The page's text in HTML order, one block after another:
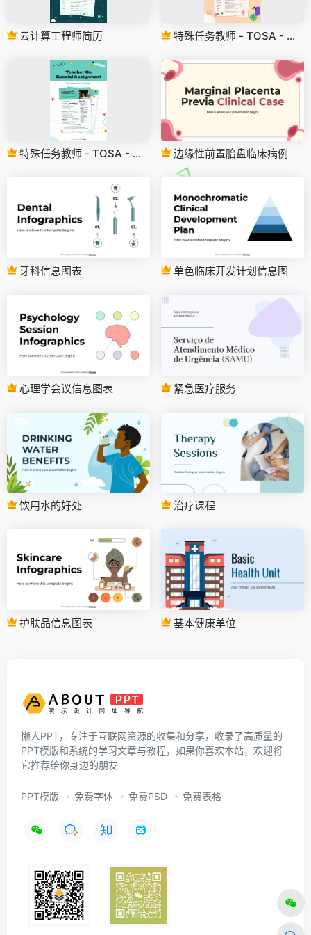
云计算工程师简历 特殊任务教师 - TOSA - 简历
特殊任务教师 - TOSA - 简历 边缘性前置胎盘临床病例
牙科信息图表 单色临床开发计划信息图
心理学会议信息图表 紧急医疗服务
饮用水的好处 治疗课程
护肤品信息图表 基本健康单位
懒人PPT，专注于互联网资源的收集和分享，收录了高质量的
PPT模版和系统的学习文章与教程，如果你喜欢本站，欢迎将
它推荐给你身边的朋友
PPT模版 免费字体 免费PSD 免费表格